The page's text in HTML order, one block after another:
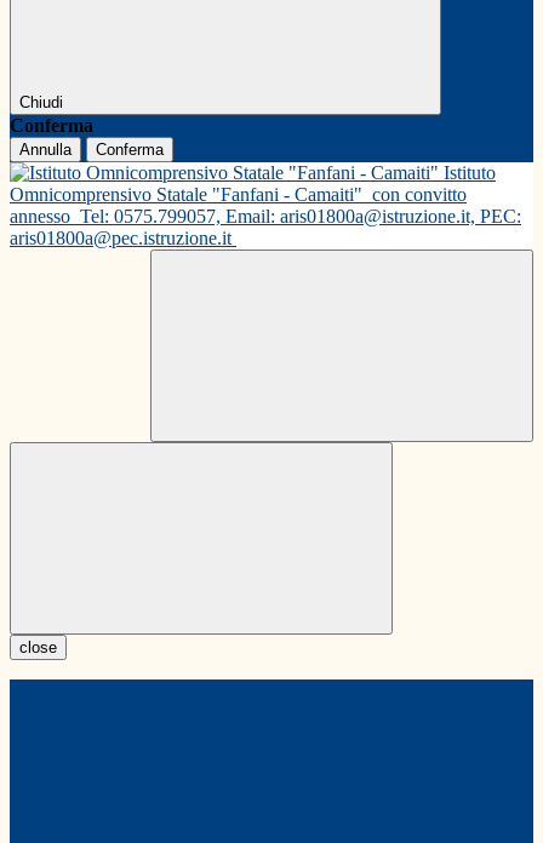
Chiudi
Conferma
Annulla Conferma
Istituto
Omnicomprensivo Statale "Fanfani - Camaiti" con convitto
annesso Tel: 0575.799057, Email: aris01800a@istruzione.it, PEC:
aris01800a@pec.istruzione.it
close